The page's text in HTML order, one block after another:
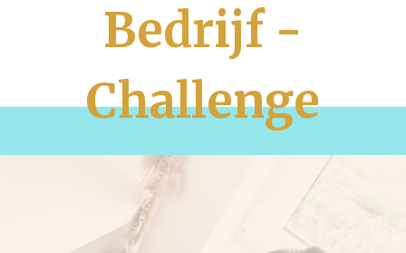
Bedrijf -
Challenge